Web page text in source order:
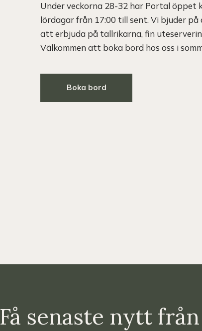
Under veckorna 28-32 har Portal öppet
lördagar från 17:00 till sent. Vi bjuder
att erbjuda på tallrikarna, fin
Välkommen att boka bord hos oss i
Boka bord
Få senaste nytt